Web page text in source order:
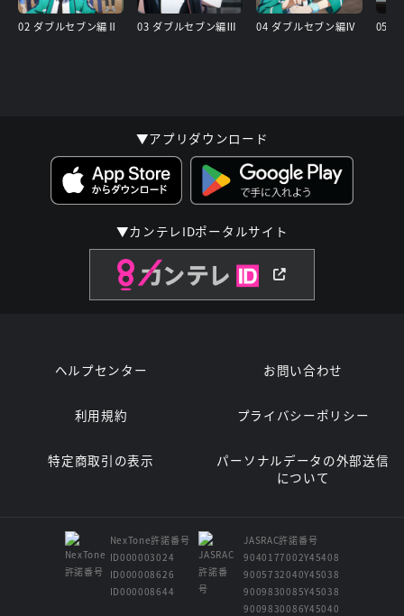
02 ダブルセブン編Ⅱ 03 ダブルセブン編Ⅲ 04 ダブルセブン編Ⅳ
▼アプリダウンロード
▼カンテレIDポータルサイト
ヘルプセンター お問い合わせ
利用規約 プライバシーポリシー
特定商取引の表示
パーソナルデータの外部送信
について
NexTone許諾番号
ID000003024
ID000008626
ID000008644
JASRAC許諾番号
9040177002Y45408
9005732040Y45038
9009830085Y45038
9009830086Y45040